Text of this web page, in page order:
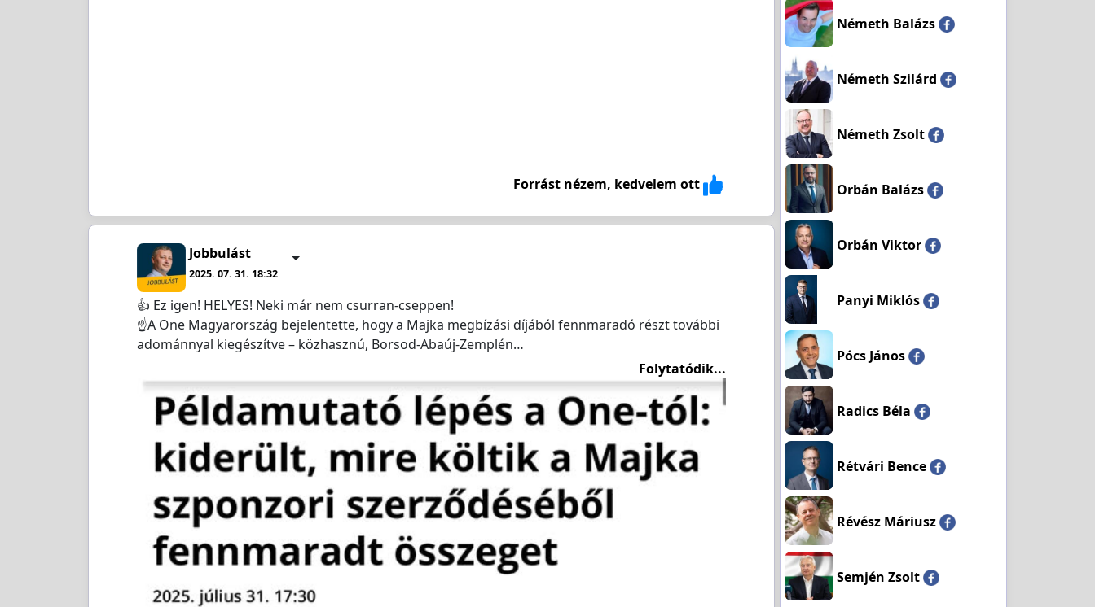
Forrást nézem, kedvelem ott
Jobbulást
2025. 07. 31. 18:32
👍 Ez igen! HELYES! Neki már nem csurran-cseppen!
☝️A One Magyarország bejelentette, hogy a Majka megbízási díjából fennmaradó részt további
adománnyal kiegészítve – közhasznú, Borsod-Abaúj-Zemplén…
Folytatódik...
Németh Balázs
Németh Szilárd
Németh Zsolt
Orbán Balázs
Orbán Viktor
Panyi Miklós
Pócs János
Radics Béla
Rétvári Bence
Révész Máriusz
Semjén Zsolt